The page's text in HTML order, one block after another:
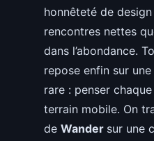
honnêteté de
rencontres nettes
dans l’abondance.
repose enfin sur
rare : penser
terrain mobile. On
de Wander sur une